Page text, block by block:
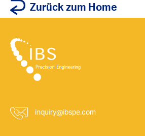
Zurück zum Home
inquiry@ibspe.com